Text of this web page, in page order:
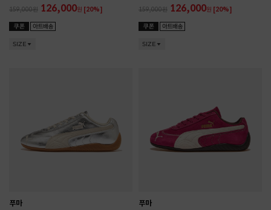
159,000 126,000원 [20%]
SIZE
159,000 126,000원 [20%]
SIZE
푸마
푸마